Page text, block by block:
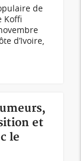
de
Koffi
d’Ivoire,
et
le